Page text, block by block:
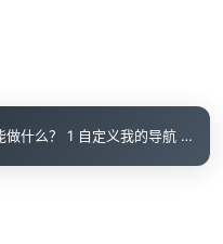
😃 登录后能做什么？ 1 自定义我的导航 导航页面顶栏 图标点击即可设置 2 收藏小站内的文章 把喜欢的文章收藏起来，随时回顾 3 评论留言 参与讨论，和其他小伙伴交流想法 💡 登录指引 右上角点击访问后可直接邮箱登录（无需注册）